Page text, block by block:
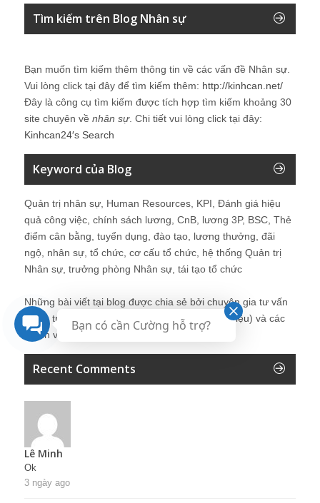
Tìm kiếm trên Blog Nhân sự
Bạn muốn tìm kiếm thêm thông tin về các vấn đề Nhân sự.
Vui lòng click tại đây để tìm kiếm thêm: http://kinhcan.net/
Đây là công cụ tìm kiếm được tích hợp tìm kiếm khoảng 30
site chuyên về nhân sự. Chi tiết vui lòng click tại đây:
Kinhcan24′s Search
Keyword của Blog
Quản trị nhân sự, Human Resources, KPI, Đánh giá hiệu
quả công việc, chính sách lương, CnB, lương 3P, BSC, Thẻ
điểm cân bằng, tuyển dụng, đào tạo, lương thưởng, đãi
ngộ, nhân sự, tổ chức, cơ cấu tổ chức, hệ thống Quản trị
Nhân sự, trưởng phòng Nhân sự, tái tạo tổ chức
Những bài viết tại blog được chia sẻ bởi chuyên gia tư vấn
Quản trị Nhân sự Nguyễn Hùng Cường (giới thiệu) và các
thành viên khác trong cộng đồng Nhân sự.
Recent Comments
Lê Minh
Ok
3 ngày ago
Bạn có cần Cường hỗ trợ?